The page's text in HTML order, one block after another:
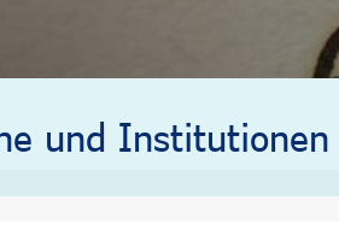
und Institutionen